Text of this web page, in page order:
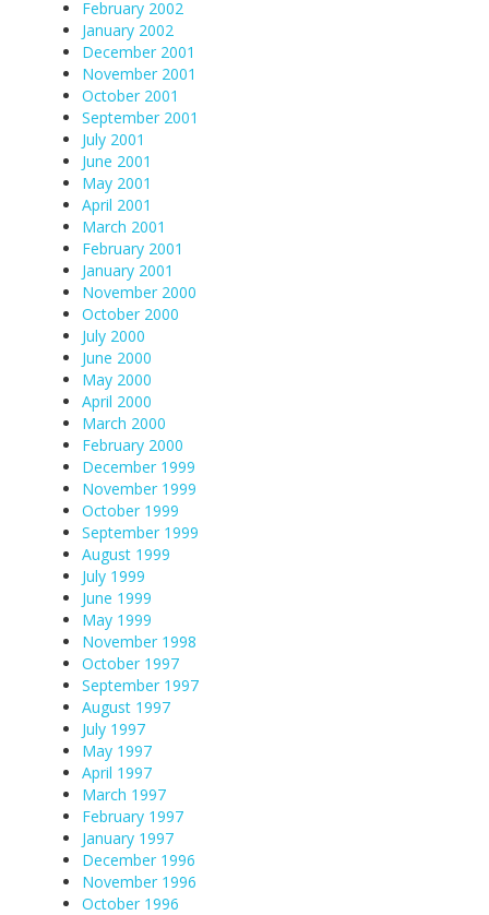
February 2002
January 2002
December 2001
November 2001
October 2001
September 2001
July 2001
June 2001
May 2001
April 2001
March 2001
February 2001
January 2001
November 2000
October 2000
July 2000
June 2000
May 2000
April 2000
March 2000
February 2000
December 1999
November 1999
October 1999
September 1999
August 1999
July 1999
June 1999
May 1999
November 1998
October 1997
September 1997
August 1997
July 1997
May 1997
April 1997
March 1997
February 1997
January 1997
December 1996
November 1996
October 1996